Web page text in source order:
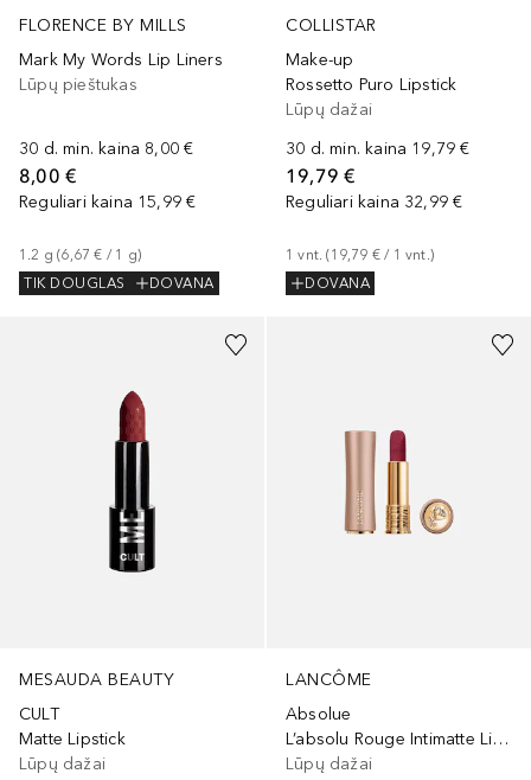
FLORENCE BY MILLS
Mark My Words Lip Liners
Lūpų pieštukas
30 d. min. kaina 8,00 €
8,00 €
Reguliari kaina 15,99 €
1.2 g (6,67 € / 1 g)
TIK DOUGLAS
DOVANA
COLLISTAR
Make-up
Rossetto Puro Lipstick
Lūpų dažai
30 d. min. kaina 19,79 €
19,79 €
Reguliari kaina 32,99 €
1 vnt. (19,79 € / 1 vnt.)
DOVANA
MESAUDA BEAUTY
CULT
Matte Lipstick
Lūpų dažai
+2
LANCÔME
Absolue
L’absolu Rouge Intimatte Lipstick
Lūpų dažai